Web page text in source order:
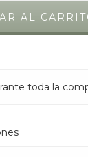
toda la